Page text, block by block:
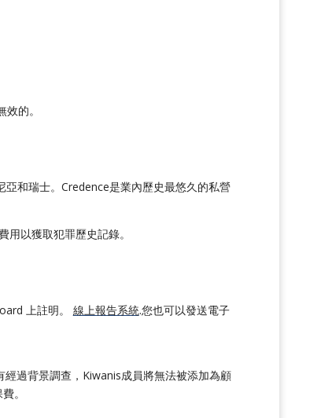
的。
和瑞士。Credence是業內歷史最悠久的私營
以獲取犯罪歷史記錄。
上註明。 線上報告系統.您也可以發送電子
過背景調查，Kiwanis成員將無法被添加為顧
。